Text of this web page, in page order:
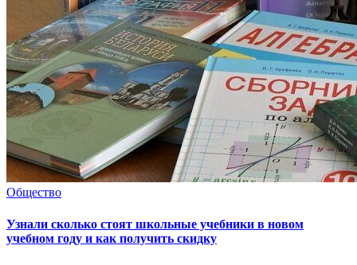
Общество
Узнали сколько стоят школьные учебники в новом
учебном году и как получить скидку